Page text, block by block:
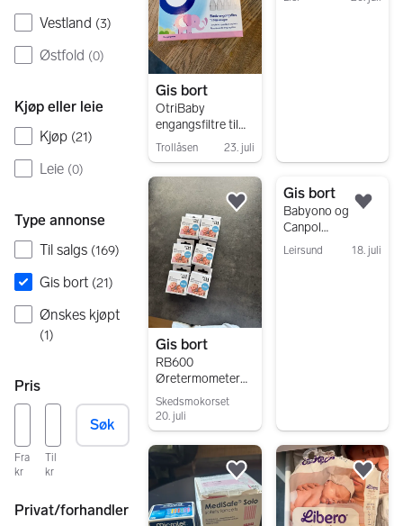
Vestland (3)
Østfold (0)
Kjøp eller leie
Kjøp (21)
Leie (0)
Type annonse
Til salgs (169)
Gis bort (21)
Ønskes kjøpt
(1)
Pris
Fra
kr
Til
kr
Søk
Privat/forhandler
Gis bort
OtriBaby
engangsfiltre til
nesesuger baby
Trollåsen 23. juli
Gis bort
RB600
Øretermometerbe
skyttelse 120 stk
Skedsmokorset
20. juli
Legg til som favoritt.
Gis bort
Babyono og
Canpol
brystinnlegg og
bind etter fødsel
Leirsund 18. juli
Legg til som favoritt.